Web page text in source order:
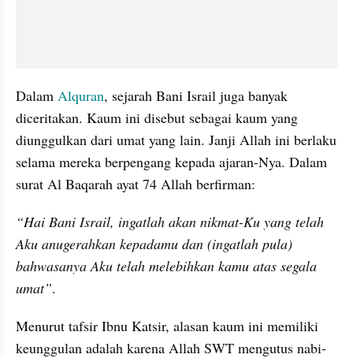
Dalam Alquran, sejarah Bani Israil juga banyak
diceritakan. Kaum ini disebut sebagai kaum yang
diunggulkan dari umat yang lain. Janji Allah ini berlaku
selama mereka berpengang kepada ajaran-Nya. Dalam
surat Al Baqarah ayat 74 Allah berfirman:
“Hai Bani Israil, ingatlah akan nikmat-Ku yang telah
Aku anugerahkan kepadamu dan (ingatlah pula)
bahwasanya Aku telah melebihkan kamu atas segala
umat”.
Menurut tafsir Ibnu Katsir, alasan kaum ini memiliki
keunggulan adalah karena Allah SWT mengutus nabi-